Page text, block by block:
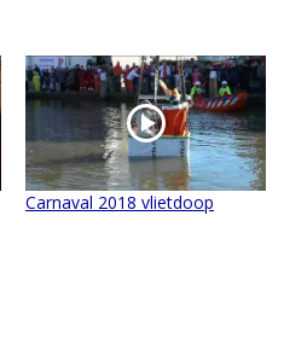
Carnaval 2018 vlietdoop